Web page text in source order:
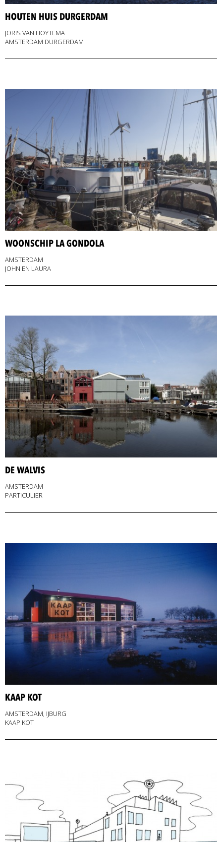
HOUTEN HUIS DURGERDAM
JORIS VAN HOYTEMA
AMSTERDAM DURGERDAM
WOONSCHIP LA GONDOLA
AMSTERDAM
JOHN EN LAURA
DE WALVIS
AMSTERDAM
PARTICULIER
KAAP KOT
AMSTERDAM, IJBURG
KAAP KOT